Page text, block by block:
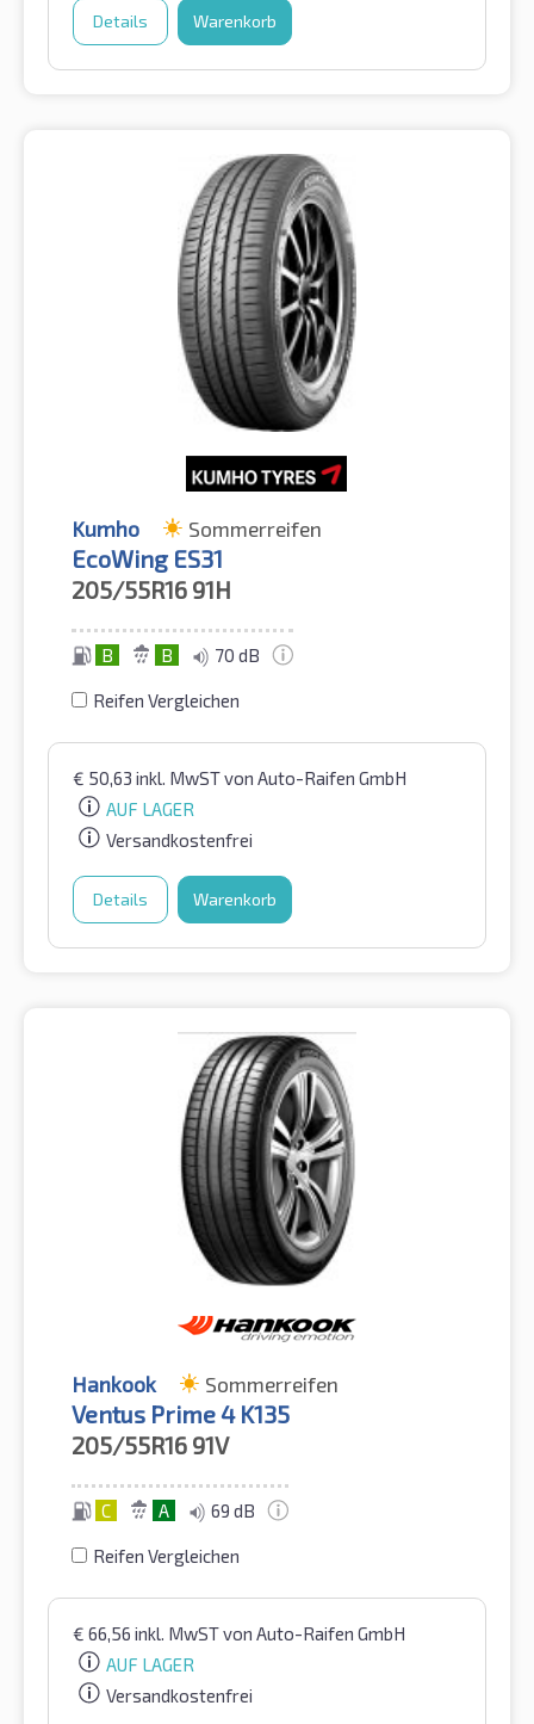
Details Warenkorb
Kumho Sommerreifen
EcoWing ES31
205/55R16 91H
B B 70 dB
Reifen Vergleichen
€ 50,63 inkl. MwSTvon Auto-Raifen GmbH
AUF LAGER
Versandkostenfrei
Details Warenkorb
Hankook Sommerreifen
Ventus Prime 4 K135
205/55R16 91V
C A 69 dB
Reifen Vergleichen
€ 66,56 inkl. MwSTvon Auto-Raifen GmbH
AUF LAGER
Versandkostenfrei